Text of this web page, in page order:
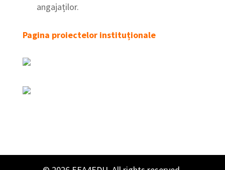
angajaților.
Pagina proiectelor instituționale